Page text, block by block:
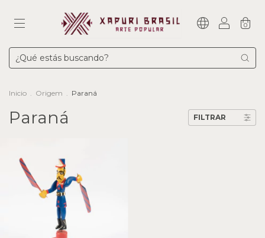
0
Inicio . Origem . Paraná
Paraná FILTRAR